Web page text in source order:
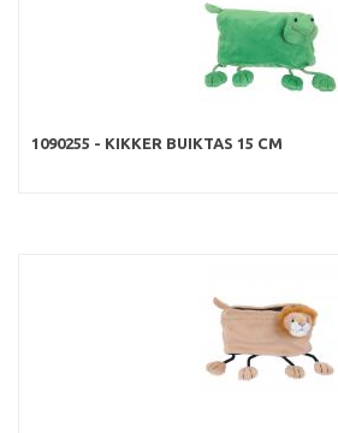
1090255 - KIKKER BUIKTAS 15 CM